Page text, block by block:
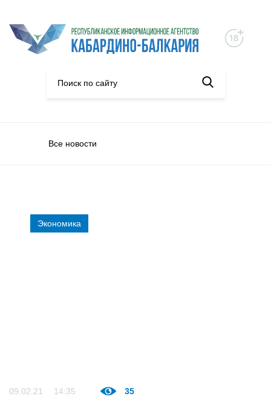
Все новости
Экономика
09.02.21 14:35 35